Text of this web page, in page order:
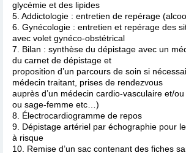
glycémie et des lipides
5. Addictologie : entretien de repérage
6. Gynécologie : entretien et repérage des
avec volet gynéco-obstétrical
7. Bilan : synthèse du dépistage avec un
du carnet de dépistage et
proposition d’un parcours de soin si
médecin traitant, prises de rendezvous
auprès d’un médecin cardio-vasculaire et/
ou sage-femme etc…)
8. Électrocardiogramme de repos
9. Dépistage artériel par échographie pour
à risque
10. Remise d’un sac contenant des fiches